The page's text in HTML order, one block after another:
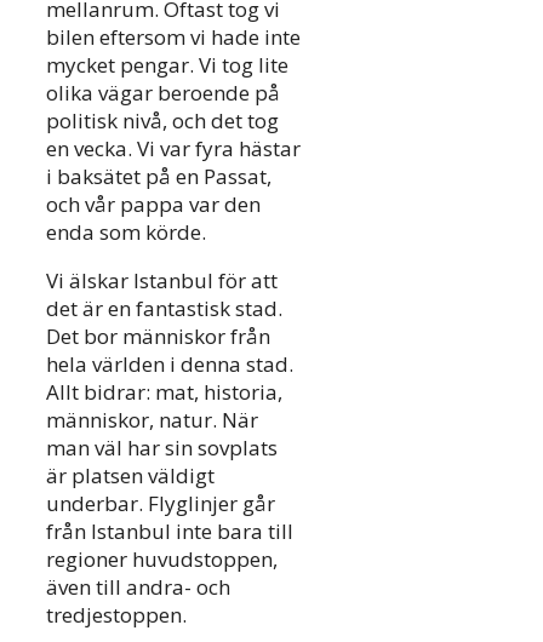
mellanrum. Oftast tog vi
bilen eftersom vi hade inte
mycket pengar. Vi tog lite
olika vägar beroende på
politisk nivå, och det tog
en vecka. Vi var fyra hästar
i baksätet på en Passat,
och vår pappa var den
enda som körde.
Vi älskar Istanbul för att
det är en fantastisk stad.
Det bor människor från
hela världen i denna stad.
Allt bidrar: mat, historia,
människor, natur. När
man väl har sin sovplats
är platsen väldigt
underbar. Flyglinjer går
från Istanbul inte bara till
regioner huvudstoppen,
även till andra- och
tredjestoppen.